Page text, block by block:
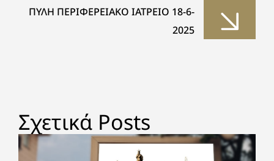
ΠΥΛΗ ΠΕΡΙΦΕΡΕΙΑΚΟ ΙΑΤΡΕΙΟ 18-6-
2025
Σχετικά Posts